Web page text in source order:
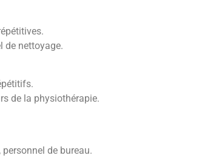
de nettoyage.
de la physiothérapie.
de bureau.